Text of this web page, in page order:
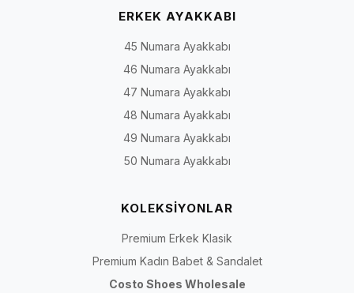
ERKEK AYAKKABI
45 Numara Ayakkabı
46 Numara Ayakkabı
47 Numara Ayakkabı
48 Numara Ayakkabı
49 Numara Ayakkabı
50 Numara Ayakkabı
KOLEKSİYONLAR
Premium Erkek Klasik
Premium Kadın Babet & Sandalet
Costo Shoes Wholesale